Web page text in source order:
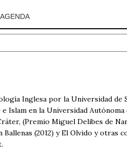
AGENDA
Inglesa por la Universidad de
en la Universidad Autónoma
(Premio Miguel Delibes de
(2012) y El Olvido y otras